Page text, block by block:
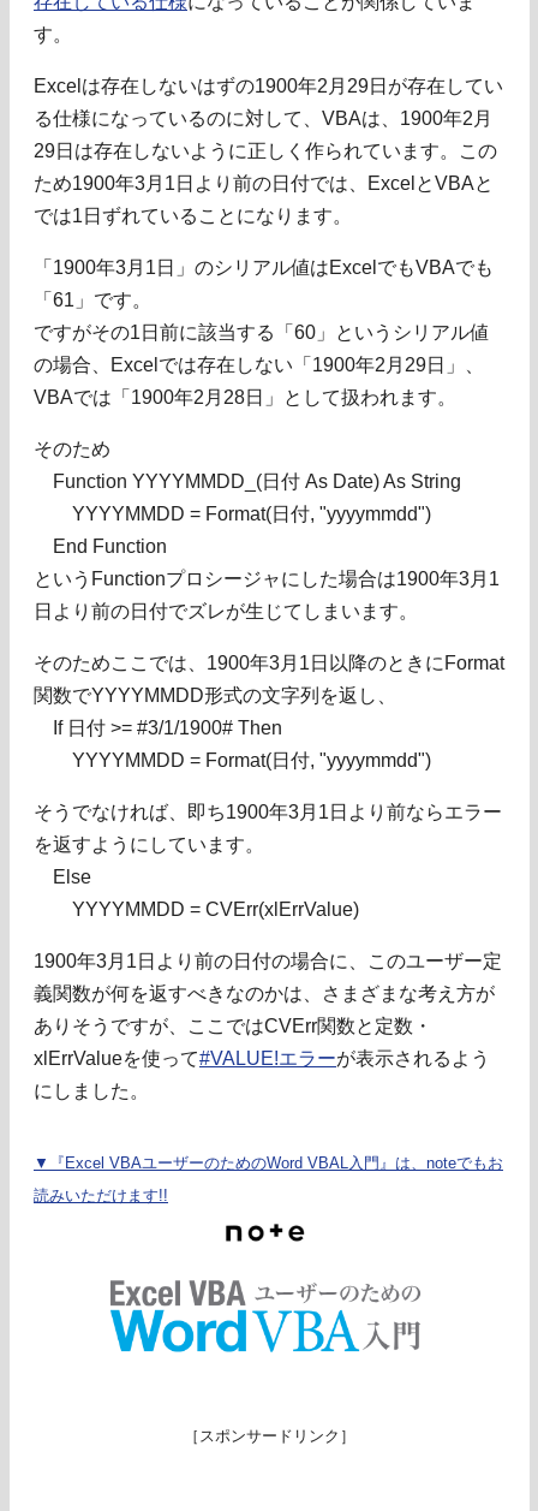
す。
Excelは存在しないはずの1900年2月29日が存在してい
る仕様になっているのに対して、VBAは、1900年2月
29日は存在しないように正しく作られています。この
ため1900年3月1日より前の日付では、ExcelとVBAと
では1日ずれていることになります。
「1900年3月1日」のシリアル値はExcelでもVBAでも
「61」です。
ですがその1日前に該当する「60」というシリアル値
の場合、Excelでは存在しない「1900年2月29日」、
VBAでは「1900年2月28日」として扱われます。
そのため
Function YYYYMMDD_(日付 As Date) As String
YYYYMMDD = Format(日付, "yyyymmdd")
End Function
というFunctionプロシージャにした場合は1900年3月1
日より前の日付でズレが生じてしまいます。
そのためここでは、1900年3月1日以降のときにFormat
関数でYYYYMMDD形式の文字列を返し、
If 日付 >= #3/1/1900# Then
YYYYMMDD = Format(日付, "yyyymmdd")
そうでなければ、即ち1900年3月1日より前ならエラー
を返すようにしています。
Else
YYYYMMDD = CVErr(xlErrValue)
1900年3月1日より前の日付の場合に、このユーザー定
義関数が何を返すべきなのかは、さまざまな考え方が
ありそうですが、ここではCVErr関数と定数・
xlErrValueを使って#VALUE!エラーが表示されるよう
にしました。
▼『Excel VBAユーザーのためのWord VBAL入門』は、noteでもお
読みいただけます!!
［スポンサードリンク］